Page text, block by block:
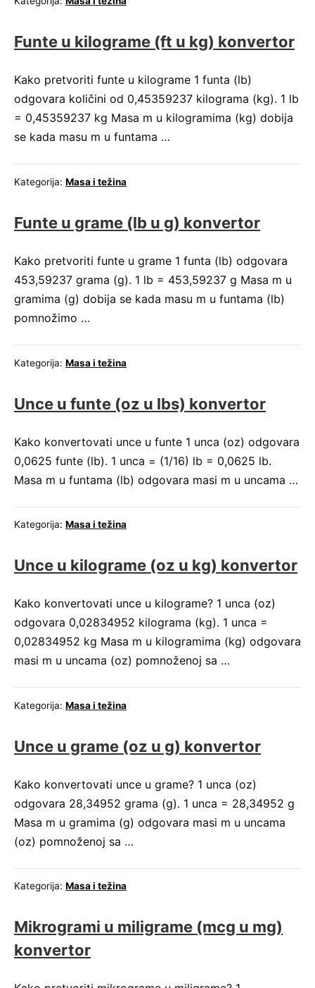
Funte u kilograme (ft u kg) konvertor
Kako pretvoriti funte u kilograme 1 funta (lb)
odgovara količini od 0,45359237 kilograma (kg). 1 lb
= 0,45359237 kg Masa m u kilogramima (kg) dobija
se kada masu m u funtama …
Kategorija: Masa i težina
Funte u grame (lb u g) konvertor
Kako pretvoriti funte u grame 1 funta (lb) odgovara
453,59237 grama (g). 1 lb = 453,59237 g Masa m u
gramima (g) dobija se kada masu m u funtama (lb)
pomnožimo …
Kategorija: Masa i težina
Unce u funte (oz u lbs) konvertor
Kako konvertovati unce u funte 1 unca (oz) odgovara
0,0625 funte (lb). 1 unca = (1/16) lb = 0,0625 lb.
Masa m u funtama (lb) odgovara masi m u uncama …
Kategorija: Masa i težina
Unce u kilograme (oz u kg) konvertor
Kako konvertovati unce u kilograme? 1 unca (oz)
odgovara 0,02834952 kilograma (kg). 1 unca =
0,02834952 kg Masa m u kilogramima (kg) odgovara
masi m u uncama (oz) pomnoženoj sa …
Kategorija: Masa i težina
Unce u grame (oz u g) konvertor
Kako konvertovati unce u grame? 1 unca (oz)
odgovara 28,34952 grama (g). 1 unca = 28,34952 g
Masa m u gramima (g) odgovara masi m u uncama
(oz) pomnoženoj sa …
Kategorija: Masa i težina
Mikrogrami u miligrame (mcg u mg)
konvertor